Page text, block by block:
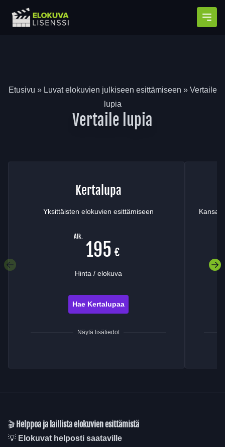
Etusivu » Luvat elokuvien julkiseen esittämiseen » Vertaile
lupia
Vertaile lupia
Kertalupa
Yksittäisten elokuvien esittämiseen
Alk.
195 €
Hinta / elokuva
Hae Kertalupaa
Näytä lisätiedot
Edellinen välilehti
🎬 Helppoa ja laillista elokuvien esittämistä
💡 Elokuvat helposti saataville